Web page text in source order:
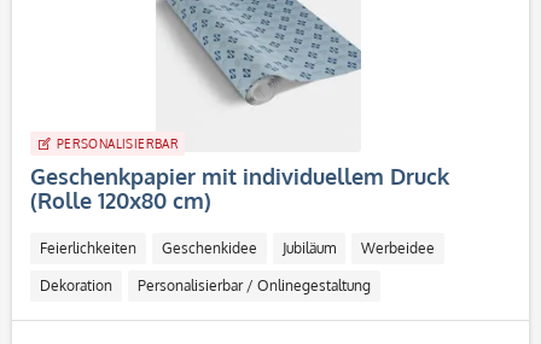
PERSONALISIERBAR
Geschenkpapier mit individuellem Druck
(Rolle 120x80 cm)
Feierlichkeiten Geschenkidee Jubiläum Werbeidee
Dekoration Personalisierbar / Onlinegestaltung